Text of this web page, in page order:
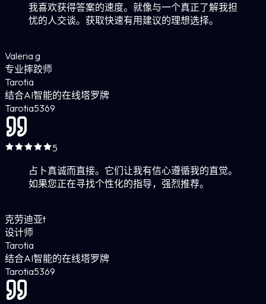
我喜欢获得答案的速度。就像与一个真正了解我担
忧的人交谈。获取快速有用建议的理想选择。
Valeria g
专业摔跤师
Tarotia
结合AI智能的在线塔罗牌
Tarotia5369
5
占卜真诚而直接。它们让我有信心遵循我的直觉。
如果您正在寻找个性化的指导，强烈推荐。
克劳迪亚t
设计师
Tarotia
结合AI智能的在线塔罗牌
Tarotia5369